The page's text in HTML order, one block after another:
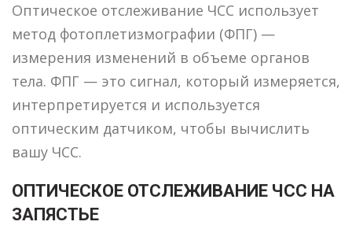
Оптическое отслеживание ЧСС использует
метод фотоплетизмографии (ФПГ) —
измерения изменений в объеме органов
тела. ФПГ — это сигнал, который измеряется,
интерпретируется и используется
оптическим датчиком, чтобы вычислить
вашу ЧСС.
ОПТИЧЕСКОЕ ОТСЛЕЖИВАНИЕ ЧСС НА
ЗАПЯСТЬЕ